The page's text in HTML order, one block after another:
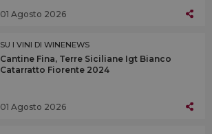
01 Agosto 2026
SU I VINI DI WINENEWS
Cantine Fina, Terre Siciliane Igt Bianco
Catarratto Fiorente 2024
01 Agosto 2026